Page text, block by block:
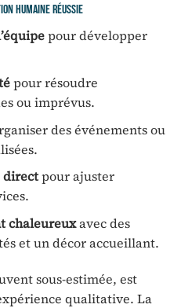
humaine réussie
pour développer
pour résoudre
ou imprévus.
des événements ou
directpour ajuster
chaleureuxavec des
et un décor accueillant.
sous-estimée, est
qualitative. La